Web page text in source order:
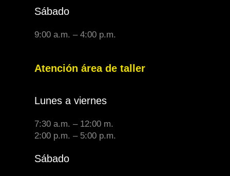
Sábado
9:00 a.m. – 4:00 p.m.
Atención área de taller
Lunes a viernes
7:30 a.m. – 12:00 m.
2:00 p.m. – 5:00 p.m.
Sábado